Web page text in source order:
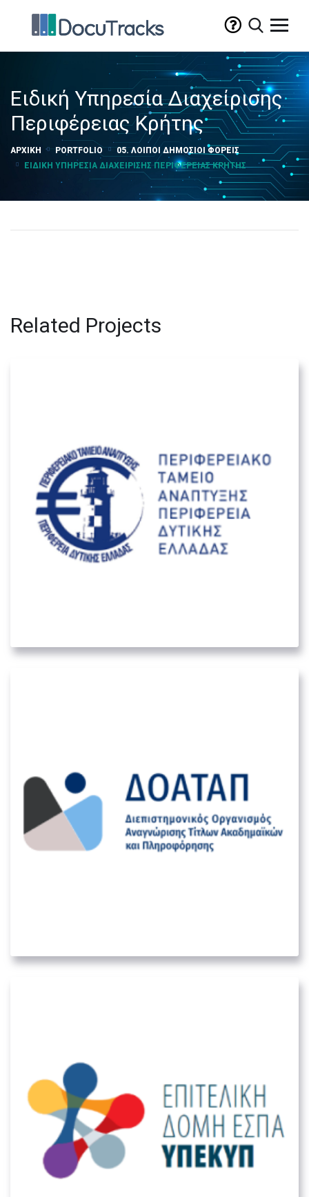
Ειδική Υπηρεσία Διαχείρισης
Περιφέρειας Κρήτης
ΑΡΧΙΚΉ PORTFOLIO
05. ΛΟΙΠΟΊ ΔΗΜΌΣΙΟΙ ΦΟΡΕΊΣ
ΕΙΔΙΚΉ ΥΠΗΡΕΣΊΑ ΔΙΑΧΕΊΡΙΣΗΣ ΠΕΡΙΦΈΡΕΙΑΣ ΚΡΉΤΗΣ
Related Projects
Ειδική Υπηρεσία – Επιτελική Δομή